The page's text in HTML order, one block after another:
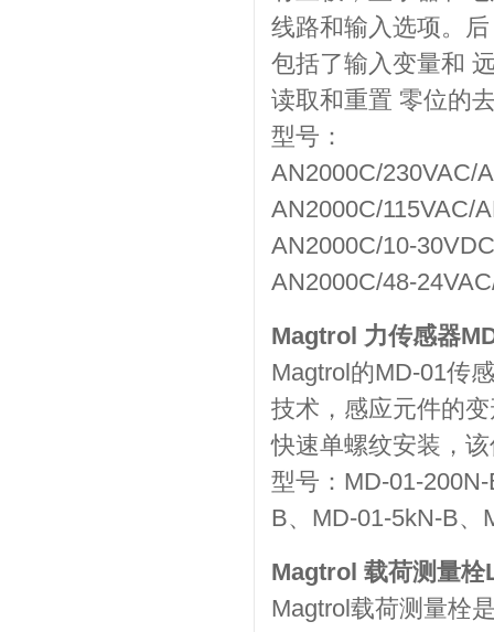
线路和输入选项。
包括了输入变量和
读取和重置 零位的
型号：
AN2000C/230VAC/
AN2000C/115VAC/
AN2000C/10-
AN2000C/48-
Magtrol 力传感器
Magtrol的MD-01传
技术，感应元件的
快速单螺纹安装，
型号：MD-01-
B、MD-01-5kN-B、
Magtrol 载荷测量栓
Magtrol载荷测量栓